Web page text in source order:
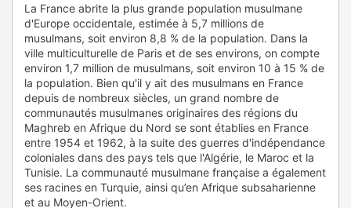
La France abrite la plus grande population musulmane
d'Europe occidentale, estimée à 5,7 millions de
musulmans, soit environ 8,8 % de la population. Dans la
ville multiculturelle de Paris et de ses environs, on compte
environ 1,7 million de musulmans, soit environ 10 à 15 % de
la population. Bien qu'il y ait des musulmans en France
depuis de nombreux siècles, un grand nombre de
communautés musulmanes originaires des régions du
Maghreb en Afrique du Nord se sont établies en France
entre 1954 et 1962, à la suite des guerres d'indépendance
coloniales dans des pays tels que l'Algérie, le Maroc et la
Tunisie. La communauté musulmane française a également
ses racines en Turquie, ainsi qu’en Afrique subsaharienne
et au Moyen-Orient.